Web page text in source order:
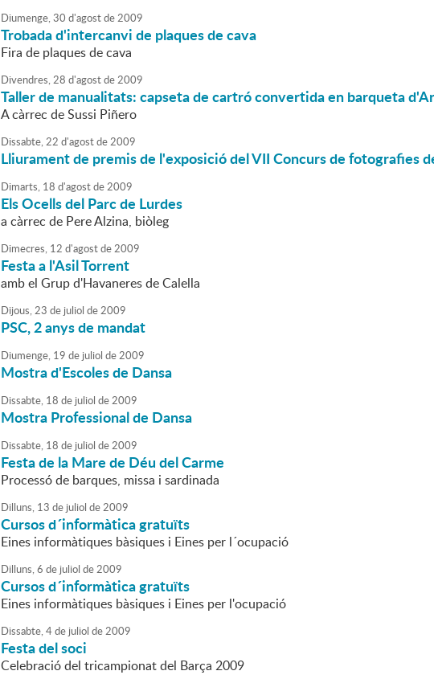
Diumenge,30 d'agostde2009
Trobada d'intercanvi de plaques de cava
Fira de plaques de cava
Divendres,28 d'agostde2009
Taller de manualitats: capseta de cartró convertida en barqueta
A càrrec de Sussi Piñero
Dissabte,22 d'agostde2009
Lliurament de premis de l'exposició del VII Concurs de fotografies
Dimarts, 18 d'agostde2009
Els Ocells del Parc de Lurdes
a càrrec de Pere Alzina, biòleg
Dimecres, 12 d'agostde2009
Festa a l'Asil Torrent
amb el Grup d'Havaneres de Calella
Dijous,23 de juliol de2009
PSC, 2 anys de mandat
Diumenge, 19 de juliol de2009
Mostra d'Escoles de Dansa
Dissabte, 18 de juliol de2009
Mostra Professional de Dansa
Dissabte, 18 de juliol de2009
Festa de la Mare de Déu del Carme
Processó de barques, missa i sardinada
Dilluns, 13 de juliol de2009
Cursos d´informàtica gratuïts
Eines informàtiques bàsiques i Eines per l´ocupació
Dilluns,6 de juliol de2009
Cursos d´informàtica gratuïts
Eines informàtiques bàsiques i Eines per l'ocupació
Dissabte,4de juliol de2009
Festa del soci
Celebració del tricampionat del Barça 2009